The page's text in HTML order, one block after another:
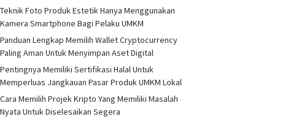
Teknik Foto Produk Estetik Hanya Menggunakan
Kamera Smartphone Bagi Pelaku UMKM
Panduan Lengkap Memilih Wallet Cryptocurrency
Paling Aman Untuk Menyimpan Aset Digital
Pentingnya Memiliki Sertifikasi Halal Untuk
Memperluas Jangkauan Pasar Produk UMKM Lokal
Cara Memilih Projek Kripto Yang Memiliki Masalah
Nyata Untuk Diselesaikan Segera